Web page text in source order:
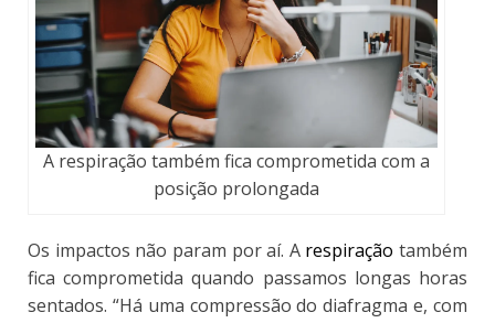
A respiração também fica comprometida com a
posição prolongada
Os impactos não param por aí. A respiração também
fica comprometida quando passamos longas horas
sentados. “Há uma compressão do diafragma e, com